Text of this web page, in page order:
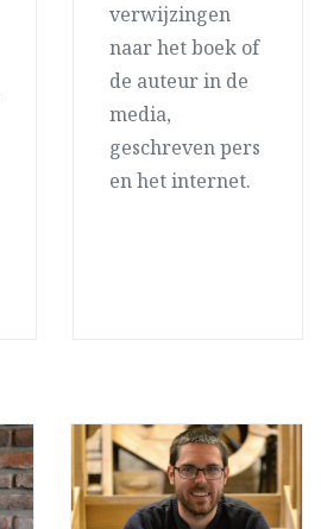
verwijzingen
naar het boek of
de auteur in de
media,
geschreven pers
en het internet.